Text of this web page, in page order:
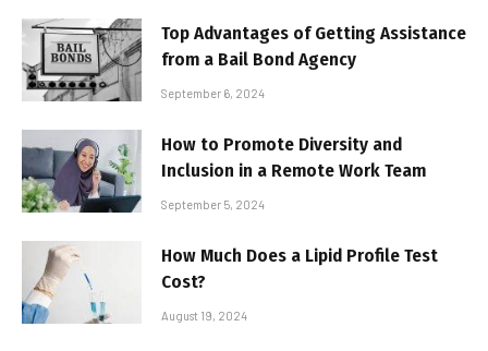
Top Advantages of Getting Assistance
from a Bail Bond Agency
September 6, 2024
How to Promote Diversity and
Inclusion in a Remote Work Team
September 5, 2024
How Much Does a Lipid Profile Test
Cost?
August 19, 2024